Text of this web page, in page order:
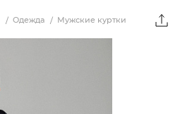
Одежда Мужские куртки